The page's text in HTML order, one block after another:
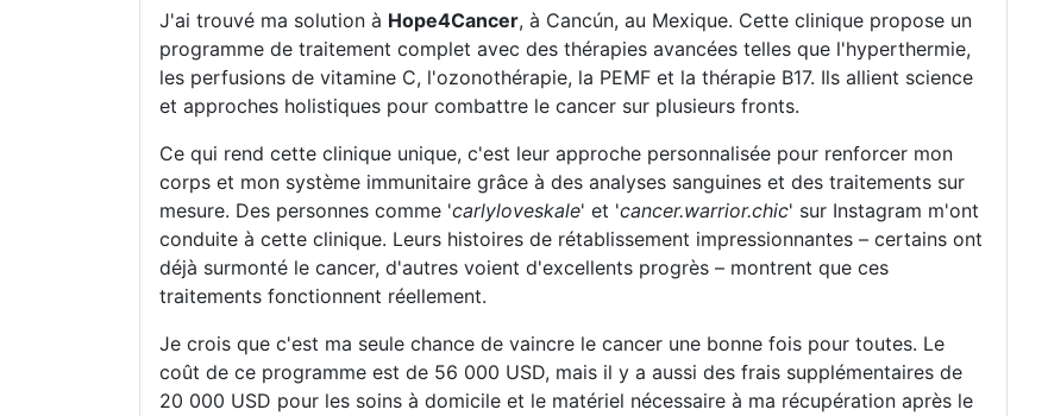
J'ai trouvé ma solution à Hope4Cancer, à Cancún, au Mexique. Cette clinique propose un
programme de traitement complet avec des thérapies avancées telles que l'hyperthermie,
les perfusions de vitamine C, l'ozonothérapie, la PEMF et la thérapie B17. Ils allient science
et approches holistiques pour combattre le cancer sur plusieurs fronts.
Ce qui rend cette clinique unique, c'est leur approche personnalisée pour renforcer mon
corps et mon système immunitaire grâce à des analyses sanguines et des traitements sur
mesure. Des personnes comme 'carlyloveskale' et 'cancer.warrior.chic' sur Instagram m'ont
conduite à cette clinique. Leurs histoires de rétablissement impressionnantes – certains ont
déjà surmonté le cancer, d'autres voient d'excellents progrès – montrent que ces
traitements fonctionnent réellement.
Je crois que c'est ma seule chance de vaincre le cancer une bonne fois pour toutes. Le
coût de ce programme est de 56 000 USD, mais il y a aussi des frais supplémentaires de
20 000 USD pour les soins à domicile et le matériel nécessaire à ma récupération après le